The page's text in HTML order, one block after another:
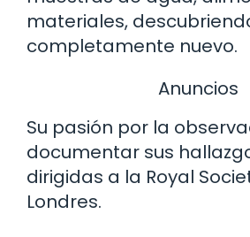
materiales,
completamente nuevo.
Anuncios
Su pasión por la
documentar sus
dirigidas a la Royal
Londres.